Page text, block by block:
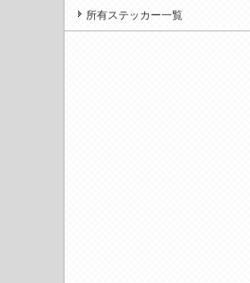
所有ステッカー一覧